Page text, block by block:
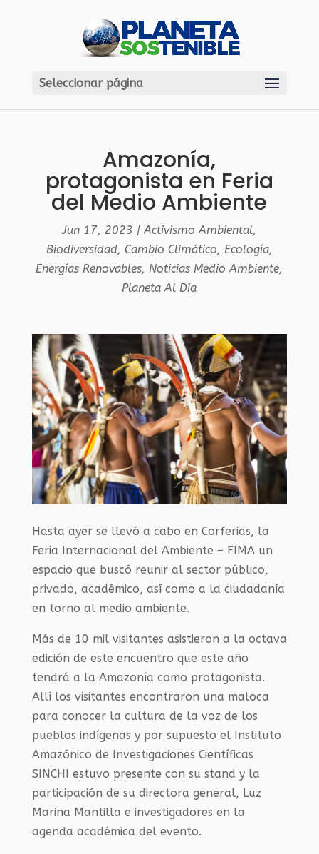
Seleccionar página
Amazonía,
protagonista en Feria
del Medio Ambiente
Jun 17, 2023 |Activismo Ambiental,
Biodiversidad, Cambio Climático, Ecología,
Energías Renovables,Noticias Medio Ambiente,
Planeta Al Día
Hasta ayer se llevó a cabo en Corferias, la
Feria Internacional del Ambiente – FIMA un
espacio que buscó reunir al sector público,
privado, académico, así como a la ciudadanía
en torno al medio ambiente.
Más de 10 mil visitantes asistieron a la octava
edición de este encuentro que este año
tendrá a la Amazonía como protagonista.
Allí los visitantes encontraron una maloca
para conocer la cultura de la voz de los
pueblos indígenas y por supuesto el Instituto
Amazónico de Investigaciones Científicas
SINCHI estuvo presente con su stand y la
participación de su directora general, Luz
Marina Mantilla e investigadores en la
agenda académica del evento.